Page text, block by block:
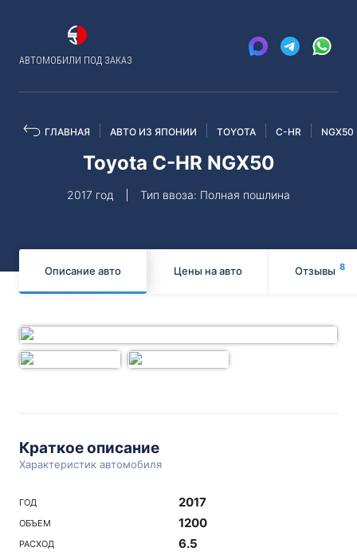
АВТОМОБИЛИ ПОД ЗАКАЗ
ГЛАВНАЯ АВТО ИЗ ЯПОНИИ TOYOTA C-HR NGX50
Toyota C-HR NGX50
2017 год Тип ввоза: Полная пошлина
Описание авто Цены на авто Отзывы 8
Краткое описание
Характеристик автомобиля
ГОД 2017
ОБЪЕМ 1200
РАСХОД 6.5